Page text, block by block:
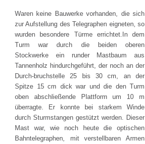
Waren keine Bauwerke vorhanden, die sich
zur Aufstellung des Telegraphen eigneten, so
wurden besondere Türme errichtet.In dem
Turm war durch die beiden oberen
Stockwerke ein runder Mastbaum aus
Tannenholz hindurchgeführt, der noch an der
Durch-bruchstelle 25 bis 30 cm, an der
Spitze 15 cm dick war und die den Turm
oben abschließende Plattform um 10 m
überragte. Er konnte bei starkem Winde
durch Sturmstangen gestützt werden. Dieser
Mast war, wie noch heute die optischen
Bahntelegraphen, mit verstellbaren Armen